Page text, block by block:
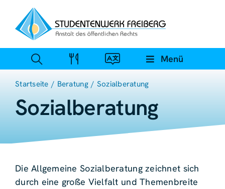
Inhalt
springen
Menü
Startseite Beratung Sozialberatung
Sozialberatung
Die Allgemeine Sozialberatung zeichnet sich
durch eine große Vielfalt und Themenbreite